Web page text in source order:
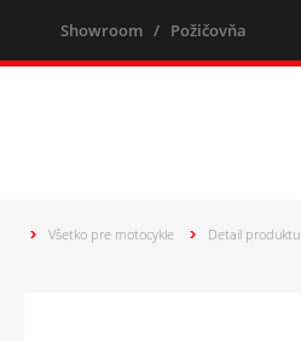
Showroom / Požičovňa
Všetko pre motocykle Detail produktu